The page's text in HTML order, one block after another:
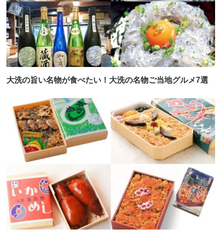
大洗の旨い名物が食べたい！大洗の名物ご当地グルメ7選